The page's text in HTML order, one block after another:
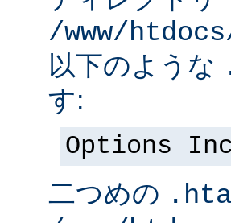
/www/
以下のような
す:
Options
二つめの